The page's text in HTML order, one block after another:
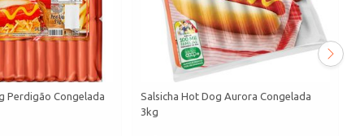
Perdigão Congelada
Salsicha Hot Dog Aurora Congelada
3kg